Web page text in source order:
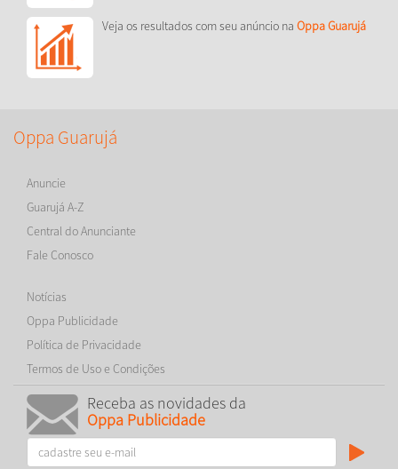
Veja os resultados com seu anúncio na Oppa Guarujá
Oppa Guarujá
Anuncie
Guarujá A-Z
Central do Anunciante
Fale Conosco
Notícias
Oppa Publicidade
Política de Privacidade
Termos de Uso e Condições
Receba as novidades da
Oppa Publicidade